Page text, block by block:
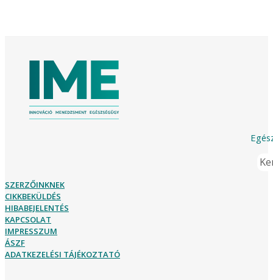
SZERZŐINKNEK
CIKKBEKÜLDÉS
HIBABEJELENTÉS
KAPCSOLAT
IMPRESSZUM
ÁSZF
ADATKEZELÉSI TÁJÉKOZTATÓ